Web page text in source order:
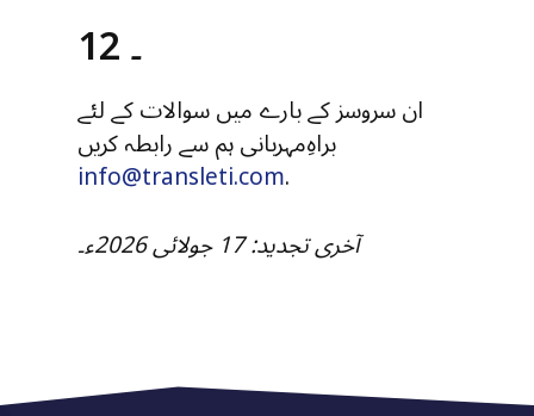
12 ۔
ان سروسز کے بارے میں سوالات کے لئے
براہِ‌مہربانی ہم سے رابطہ کریں
info@transleti.com.
آخری تجدید: 17 جولائی 2026ء۔